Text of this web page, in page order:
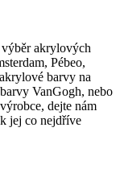
akrylových
Pébeo,
barvy na
VanGogh, nebo
dejte nám
jej co nejdříve